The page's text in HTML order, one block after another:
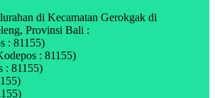
di Kecamatan Gerokgak di
Provinsi Bali :
: 81155)
: 81155)
: 81155)